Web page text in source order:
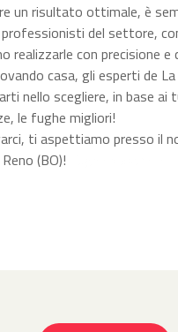
un risultato ottimale, è
del settore,
realizzarle con precisione e
casa, gli esperti de
nello scegliere, in base ai
le fughe migliori!
ti aspettiamo presso il
(BO)!